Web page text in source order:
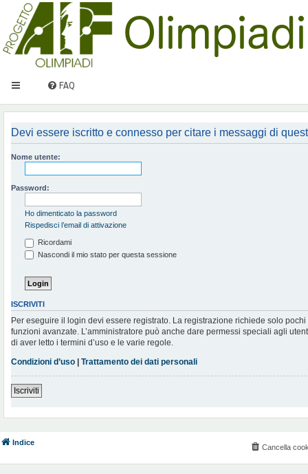
FAQ
Devi essere iscritto e connesso per citare i messaggi di
Nome utente:
Password:
Ho dimenticato la password
Rispedisci l’email di attivazione
Ricordami
Nascondi il mio stato per questa sessione
ISCRIVITI
Per eseguire il login devi essere registrato. La registrazione richiede solo
funzioni avanzate. L’amministratore può anche dare permessi speciali agli
di aver letto i termini d’uso e le varie regole.
Condizioni d’uso | Trattamento dei dati personali
Iscriviti
Indice
Cancella